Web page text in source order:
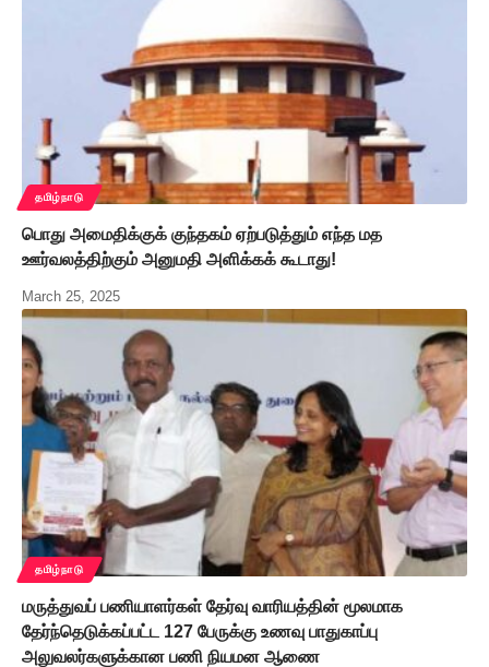
தமிழ்நாடு
பொது அமைதிக்குக் குந்தகம் ஏற்படுத்தும் எந்த மத
ஊர்வலத்திற்கும் அனுமதி அளிக்கக் கூடாது!
March 25, 2025
தமிழ்நாடு
மருத்துவப் பணியாளர்கள் தேர்வு வாரியத்தின் மூலமாக
தேர்ந்தெடுக்கப்பட்ட 127 பேருக்கு உணவு பாதுகாப்பு
அலுவலர்களுக்கான பணி நியமன ஆணை